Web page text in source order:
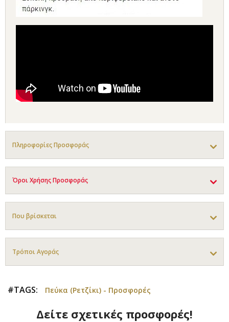
Πληροφορίες Προσφοράς
Όροι Χρήσης Προσφοράς
Που βρίσκεται
Τρόποι Αγοράς
#TAGS: Πεύκα (Ρετζίκι) - Προσφορές
Δείτε σχετικές προσφορές!